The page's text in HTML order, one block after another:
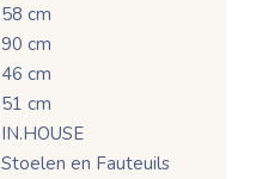
58 cm
90 cm
46 cm
51 cm
IN.HOUSE
Stoelen en Fauteuils